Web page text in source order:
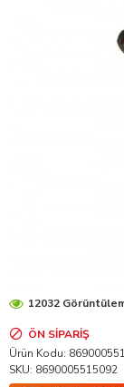
ÖN SIPARIŞ
Ürün Kodu:
SKU: 8690005515092
12032